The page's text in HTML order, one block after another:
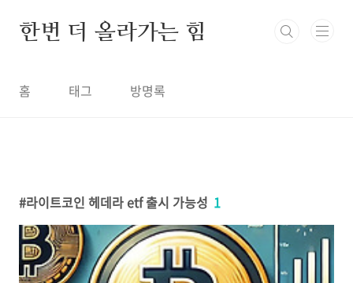
한번 더 올라가는 힘
홈 태그 방명록
라이트코인 헤데라 etf 출시 가능성 1